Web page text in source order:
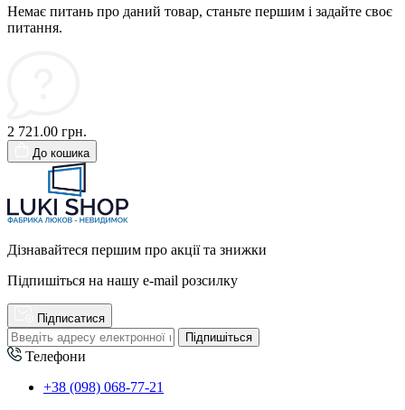
Немає питань про даний товар, станьте першим і задайте своє
питання.
2 721.00 грн.
До кошика
Дізнавайтеся першим про акції та знижки
Підпишіться на нашу e-mail розсилку
Підписатися
Підпишіться
Телефони
+38 (098) 068-77-21